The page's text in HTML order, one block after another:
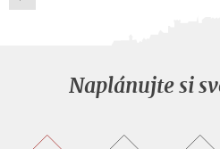
Naplánujte si